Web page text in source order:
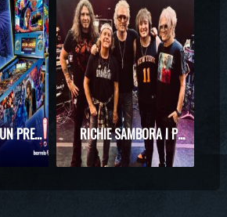
BARRELS OF FUN PREZENTUJE MASZYNĘ DO PINBALLA Z MOTYWAMI BON JOVI RICHIE SAMBORA I PHIL X RAZEM NA SCENIE! WYJĄTKOWE SPOTKANIE PODCZAS KONCERTU KINGS OF CHAOS